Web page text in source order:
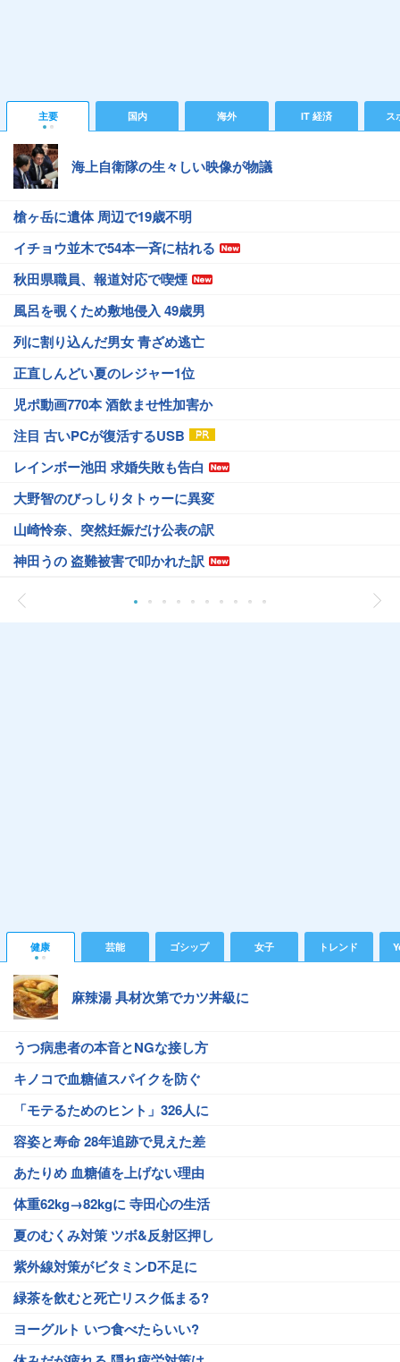
主要 国内 海外 IT 経済 ス
海上自衛隊の生々しい映像が物議
槍ヶ岳に遺体 周辺で19歳不明
イチョウ並木で54本一斉に枯れる
秋田県職員、報道対応で喫煙
風呂を覗くため敷地侵入 49歳男
列に割り込んだ男女 青ざめ逃亡
正直しんどい夏のレジャー1位
児ポ動画770本 酒飲ませ性加害か
注目 古いPCが復活するUSB
レインボー池田 求婚失敗も告白
大野智のびっしりタトゥーに異変
山崎怜奈、突然妊娠だけ公表の訳
神田うの 盗難被害で叩かれた訳
健康 芸能 ゴシップ 女子 トレンド
麻辣湯 具材次第でカツ丼級に
うつ病患者の本音とNGな接し方
キノコで血糖値スパイクを防ぐ
「モテるためのヒント」326人に
容姿と寿命 28年追跡で見えた差
あたりめ 血糖値を上げない理由
体重62kg→82kgに 寺田心の生活
夏のむくみ対策 ツボ&反射区押し
紫外線対策がビタミンD不足に
緑茶を飲むと死亡リスク低まる?
ヨーグルト いつ食べたらいい?